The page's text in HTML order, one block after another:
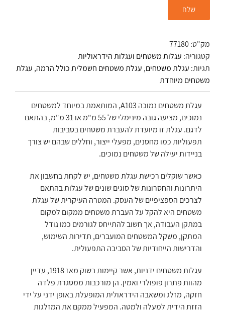
מק"ט:77180
קטגוריה: עגלות משטחים ועגלות הידראוליות
תגיות: עגלת משטחים, עגלת משטחים חשמלית כולל הרמה, עגלת
משטחים מיוחדת
עגלת משטחים נמוכה A103, המותאמת במיוחד למשטחים
נמוכים, מציעה גובה מינימלי של 55 מ"מ או 31 מ"מ, בהתאם
לדגם. עגלת זו מיועדת להעברת משטחים בסביבות
תפעוליות כמו מחסנים, מפעלי ייצור, וחללים שבהם יש צורך
בניידות יעילה של משטחים נמוכים.
כאשר שוקלים רכישת עגלת משטחים, יש לקחת בחשבון את
היתרונות והחסרונות של סוגים שונים של עגלות בהתאם
לצרכים הספציפיים של העסק. המטרה העיקרית של עגלת
משטחים היא להקל על העברת משטחים ממקום למקום
במתקן העבודה, אך חשוב להתייחס לגורמים כמו גודל
המתקן, משקל המשטחים המועברים, תדירות השימוש,
והדרישות הייחודיות של הסביבה התפעולית.
עגלות משטחים ידניות, אשר קיימות בשוק מאז 1918, עדיין
מהוות פתרון פופולרי ואמין. הן מורכבות ממסגרת פלדה
חזקה, מזלג ומשאבה הידראולית המופעלת באופן ידני על ידי
הזזת הידית למעלה ולמטה. המפעיל ממקם את המזלגות